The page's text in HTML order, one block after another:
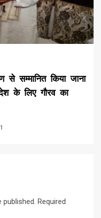
से सम्मानित किया जाना
के लिए गौरव का
published. Required